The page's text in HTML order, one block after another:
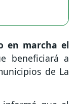
en marcha el
beneficiará a
de La